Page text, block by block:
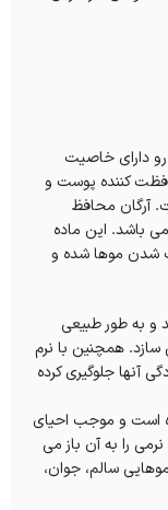
دارای خاصیت
کننده پوست و
آرگان محافظ
می باشد. این ماده
شدن موها شده و
و به طور طبیعی
سازد. همچنین با نرم
آنها جلوگیری کرده
است و موجب احیای
را به آن باز می
سالم، جوان،